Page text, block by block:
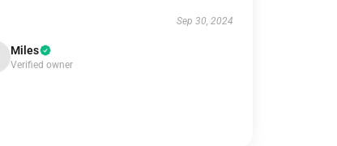
Sep 30, 2024
Miles
Verified owner